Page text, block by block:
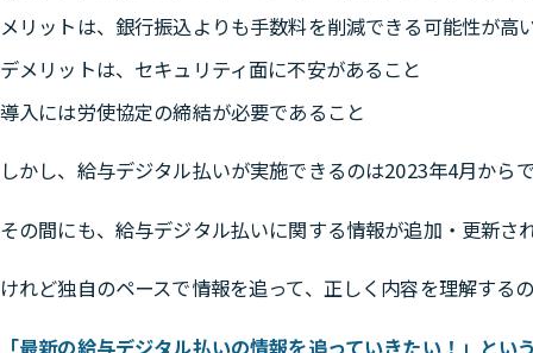
メリットは、銀行振込よりも手数料を削減できる可能性が高
デメリットは、セキュリティ面に不安があること
導入には労使協定の締結が必要であること
しかし、給与デジタル払いが実施できるのは2023年4月から
その間にも、給与デジタル払いに関する情報が追加・更新さ
けれど独自のペースで情報を追って、正しく内容を理解する
「最新の給与デジタル払いの情報を追っていきたい！」と